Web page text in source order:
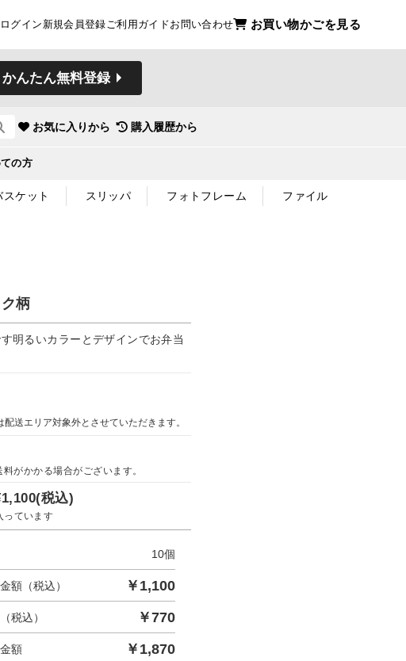
ログイン 新規会員登録ご利用ガイドお問い合わせ お買い物かごを見る
かんたん無料登録
お気に入りから 購入履歴から
の方
スケット スリッパ フォトフレーム ファイル
柄
明るいカラーとデザインでお弁当
送エリア対象外とさせていただきます。
がかかる場合がございます。
(税込)
っています
10個
額（税込） ￥ 1,100
税込） ￥770
額 ￥ 1,870